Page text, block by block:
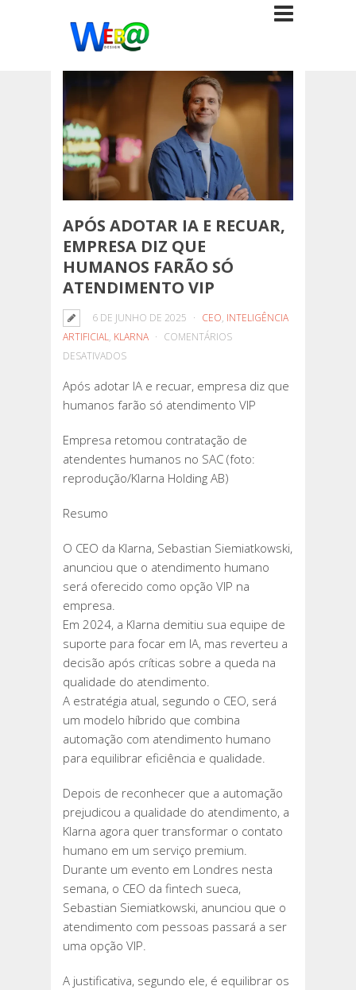
APÓS ADOTAR IA E RECUAR,
EMPRESA DIZ QUE
HUMANOS FARÃO SÓ
ATENDIMENTO VIP
6 DE JUNHO DE 2025 CEO, INTELIGÊNCIA
ARTIFICIAL, KLARNA
COMENTÁRIOS
DESATIVADOSEM
ADOTAR
IA
FARÃO
SÓ
ATENDIMENTO
Após adotar IA e recuar, empresa diz que
humanos farão só atendimento VIP
Empresa retomou contratação de
atendentes humanos no SAC (foto:
reprodução/Klarna Holding AB)
Resumo
O CEO da Klarna, Sebastian Siemiatkowski,
anunciou que o atendimento humano
será oferecido como opção VIP na
empresa.
Em 2024, a Klarna demitiu sua equipe de
suporte para focar em IA, mas reverteu a
decisão após críticas sobre a queda na
qualidade do atendimento.
A estratégia atual, segundo o CEO, será
um modelo híbrido que combina
automação com atendimento humano
para equilibrar eficiência e qualidade.
Depois de reconhecer que a automação
prejudicou a qualidade do atendimento, a
Klarna agora quer transformar o contato
humano em um serviço premium.
Durante um evento em Londres nesta
semana, o CEO da fintech sueca,
Sebastian Siemiatkowski, anunciou que o
atendimento com pessoas passará a ser
uma opção VIP.
A justificativa, segundo ele, é equilibrar os